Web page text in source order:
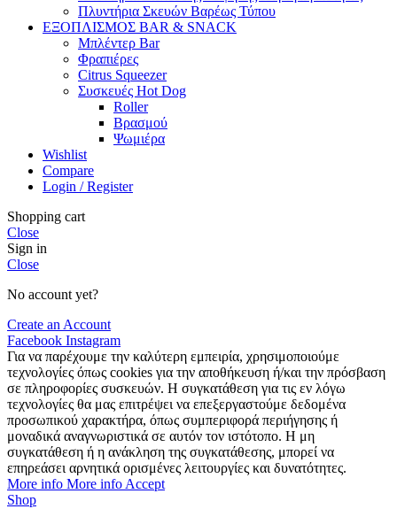
Πλυντήρια Σκευών Βαρέως Τύπου
ΕΞΟΠΛΙΣΜΟΣ BAR & SNACK
Μπλέντερ Bar
Φραπιέρες
Citrus Squeezer
Συσκευές Hot Dog
Roller
Βρασμού
Ψωμιέρα
Wishlist
Compare
Login / Register
Shopping cart
Close
Sign in
Close
No account yet?
Create an Account
Facebook Instagram
Για να παρέχουμε την καλύτερη εμπειρία, χρησιμοποιούμε
τεχνολογίες όπως cookies για την αποθήκευση ή/και την πρόσβαση
σε πληροφορίες συσκευών. Η συγκατάθεση για τις εν λόγω
τεχνολογίες θα μας επιτρέψει να επεξεργαστούμε δεδομένα
προσωπικού χαρακτήρα, όπως συμπεριφορά περιήγησης ή
μοναδικά αναγνωριστικά σε αυτόν τον ιστότοπο. Η μη
συγκατάθεση ή η ανάκληση της συγκατάθεσης, μπορεί να
επηρεάσει αρνητικά ορισμένες λειτουργίες και δυνατότητες.
More info More info Accept
Shop